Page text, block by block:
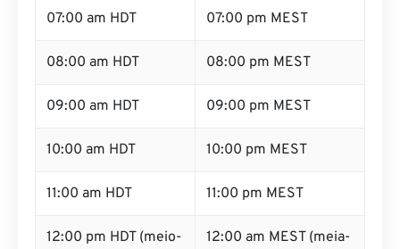
07:00 am HDT 07:00 pm MEST
08:00 am HDT 08:00 pm MEST
09:00 am HDT 09:00 pm MEST
10:00 am HDT 10:00 pm MEST
11:00 am HDT 11:00 pm MEST
12:00 pm HDT (meio- 12:00 am MEST (meia-